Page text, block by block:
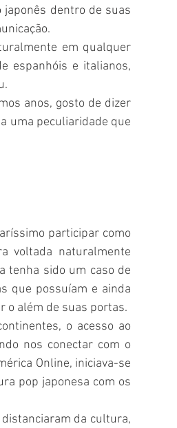
japonês dentro de suas
em qualquer
espanhóis e italianos,
anos, gosto de dizer
uma peculiaridade que
participar como
voltada naturalmente
tenha sido um caso de
que possuíam e ainda
o além de suas portas.
o acesso ao
nos conectar com o
Online, iniciava-se
pop japonesa com os
da cultura,